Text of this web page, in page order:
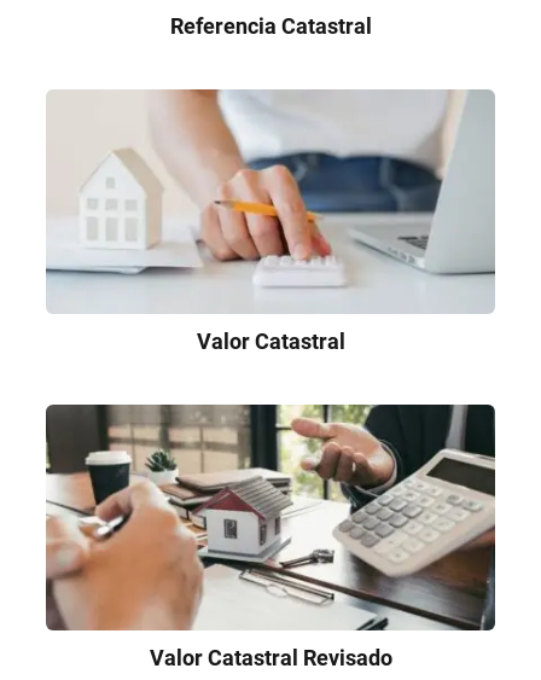
Referencia Catastral
Valor Catastral
Valor Catastral Revisado